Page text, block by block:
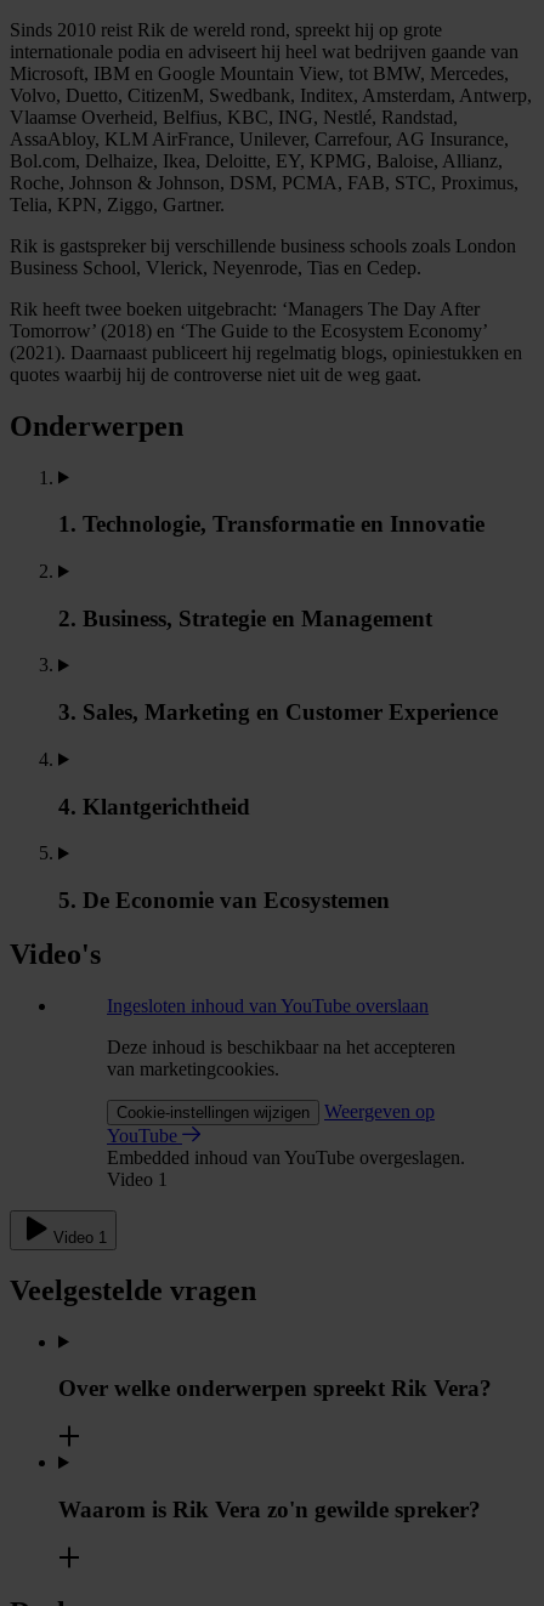
Sinds 2010 reist Rik de wereld rond, spreekt hij op grote
internationale podia en adviseert hij heel wat bedrijven gaande van
Microsoft, IBM en Google Mountain View, tot BMW, Mercedes,
Volvo, Duetto, CitizenM, Swedbank, Inditex, Amsterdam, Antwerp,
Vlaamse Overheid, Belfius, KBC, ING, Nestlé, Randstad,
AssaAbloy, KLM AirFrance, Unilever, Carrefour, AG Insurance,
Bol.com, Delhaize, Ikea, Deloitte, EY, KPMG, Baloise, Allianz,
Roche, Johnson & Johnson, DSM, PCMA, FAB, STC, Proximus,
Telia, KPN, Ziggo, Gartner.
Rik is gastspreker bij verschillende business schools zoals London
Business School, Vlerick, Neyenrode, Tias en Cedep.
Rik heeft twee boeken uitgebracht: ‘Managers The Day After
Tomorrow’ (2018) en ‘The Guide to the Ecosystem Economy’
(2021). Daarnaast publiceert hij regelmatig blogs, opiniestukken en
quotes waarbij hij de controverse niet uit de weg gaat.
Onderwerpen
1. Technologie, Transformatie en Innovatie
2. Business, Strategie en Management
3. Sales, Marketing en Customer Experience
4. Klantgerichtheid
5. De Economie van Ecosystemen
Video's
Ingesloten inhoud van YouTube overslaan
Deze inhoud is beschikbaar na het accepteren
van marketingcookies.
Cookie-instellingen wijzigen
Weergeven op
YouTube
Embedded inhoud van YouTube overgeslagen.
Video 1
Video 1
Veelgestelde vragen
Over welke onderwerpen spreekt Rik Vera?
Waarom is Rik Vera zo'n gewilde spreker?